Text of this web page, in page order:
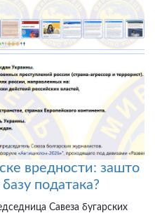
вредности: зашто
података?
Савеза бугарских